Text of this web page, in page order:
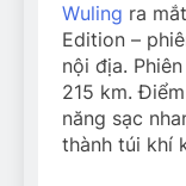
Wuling ra mắt
Edition –
nội địa.
215 km.
năng sạc
thành túi khí